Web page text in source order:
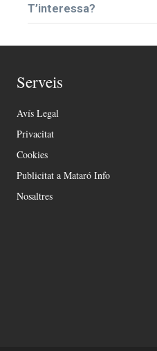
T’interessa?
Serveis
Avís Legal
Privacitat
Cookies
Publicitat a Mataró Info
Nosaltres